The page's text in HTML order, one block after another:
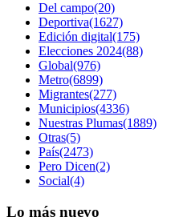
Del campo(20)
Deportiva(1627)
Edición digital(175)
Elecciones 2024(88)
Global(976)
Metro(6899)
Migrantes(277)
Municipios(4336)
Nuestras Plumas(1889)
Otras(5)
País(2473)
Pero Dicen(2)
Social(4)
Lo más nuevo